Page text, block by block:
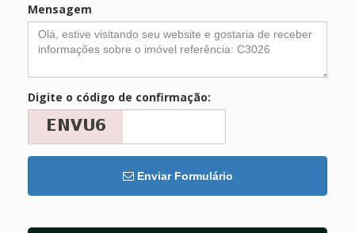
Mensagem
Digite o código de confirmação:
Enviar Formulário